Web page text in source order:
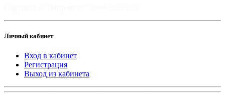
Личный кабинет
Вход в кабинет
Регистрация
Выход из кабинета